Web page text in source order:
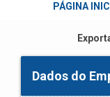
PÁGINA
Dados do